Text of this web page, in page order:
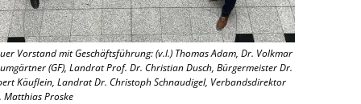
Vorstand mit Geschäftsführung: (v.l.) Thomas Adam, Dr. Volkmar
(GF), Landrat Prof. Dr. Christian Dusch, Bürgermeister Dr.
Käuflein, Landrat Dr. Christoph Schnaudigel, Verbandsdirektor
Matthias Proske